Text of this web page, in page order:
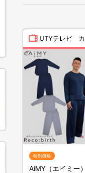
UTYテレビ カ
特別価格
AiMY（エイミー